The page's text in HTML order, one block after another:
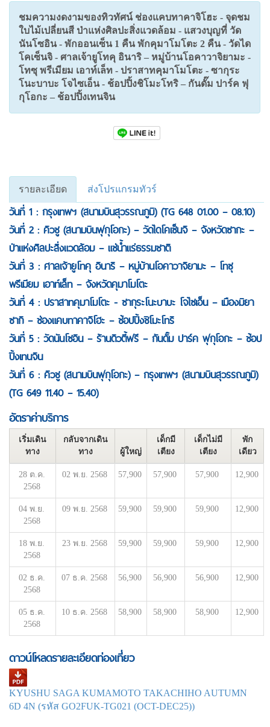
ชมความงดงามของทิวทัศน์ ช่องแคบทาคาจิโฮะ - จุดชม
ใบไม้เปลี่ยนสี ป่าแห่งศิลปะสิ่งแวดล้อม - แสวงบุญที่ วัด
นันโซอิน - พักออนเซ็น 1 คืน พักคุมาโมโตะ 2 คืน - วัดได
โคเซ็นจิ - ศาลเจ้ายูโทคุ อินาริ – หมู่บ้านโอคาวาจิยามะ -
โทซุ พรีเมียม เอาท์เล็ท - ปราสาทคุมาโมโตะ - ซากุระ
โนะบาบะ โจไซเอ็น - ช้อปปิ้งชิโมะโทริ – กันดั๊ม ปาร์ค ฟุ
กุโอกะ – ช้อปปิ้งเทนจิน
รายละเอียด ส่งโปรแกรมทัวร์
วันที่ 1 : กรุงเทพฯ (สนามบินสุวรรณภูมิ) (TG 648 01.00 – 08.10)
วันที่ 2 : คิวชู (สนามบินฟุกุโอกะ) – วัดไดโคเซ็นจิ – จังหวัดซากะ –
ป่าแห่งศิลปะสิ่งแวดล้อม – แช่น้ำแร่ธรรมชาติ
วันที่ 3 : ศาลเจ้ายูโทคุ อินาริ – หมู่บ้านโอคาวาจิยามะ – โทซุ
พรีเมียม เอาท์เล็ท – จังหวัดคุมาโมโตะ
วันที่ 4 : ปราสาทคุมาโมโตะ - ซากุระโนะบาบะ โจไซเอ็น – เมืองมิยา
ซากิ – ช่องแคบทาคาจิโฮะ – ช้อปปิ้งชิโมะโทริ
วันที่ 5 : วัดนันโซอิน – ร้านดิวตี้ฟรี – กันดั๊ม ปาร์ค ฟุกุโอกะ – ช้อป
ปิ้งเทนจิน
วันที่ 6 : คิวชู (สนามบินฟุกุโอกะ) – กรุงเทพฯ (สนามบินสุวรรณภูมิ)
(TG 649 11.40 – 15.40)
อัตราค่าบริการ
เริ่มเดิน
ทาง
กลับจากเดิน
ทาง
ผู้ใหญ่
เด็กมี
เตียง
เด็กไม่มี
เตียง
พัก
เดียว
28 ต.ค.
2568
02 พ.ย. 2568 57,900 57,900 57,900 12,900
04 พ.ย.
2568
09 พ.ย. 2568 59,900 59,900 59,900 12,900
18 พ.ย.
2568
23 พ.ย. 2568 59,900 59,900 59,900 12,900
02 ธ.ค.
2568
07 ธ.ค. 2568 56,900 56,900 56,900 12,900
05 ธ.ค.
2568
10 ธ.ค. 2568 58,900 58,900 58,900 12,900
ดาวน์โหลดรายละเอียดท่องเที่ยว
KYUSHU SAGA KUMAMOTO TAKACHIHO AUTUMN
6D 4N (รหัส GO2FUK-TG021 (OCT-DEC25))